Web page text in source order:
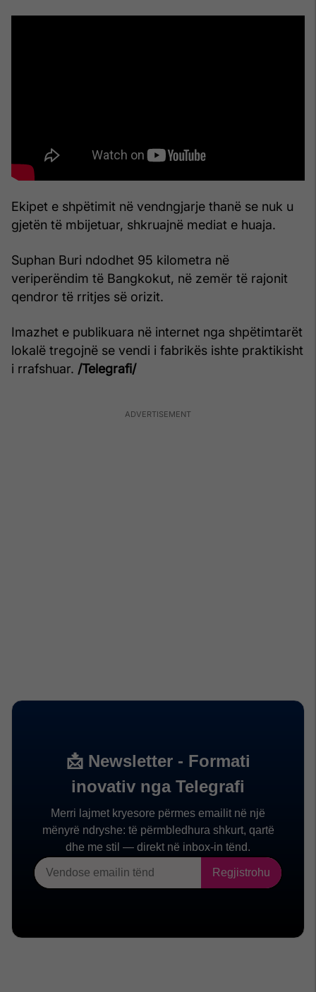
Ekipet e shpëtimit në vendngjarje thanë se nuk u
gjetën të mbijetuar, shkruajnë mediat e huaja.
Suphan Buri ndodhet 95 kilometra në
veriperëndim të Bangkokut, në zemër të rajonit
qendror të rritjes së orizit.
Imazhet e publikuara në internet nga shpëtimtarët
lokalë tregojnë se vendi i fabrikës ishte praktikisht
i rrafshuar. /Telegrafi/